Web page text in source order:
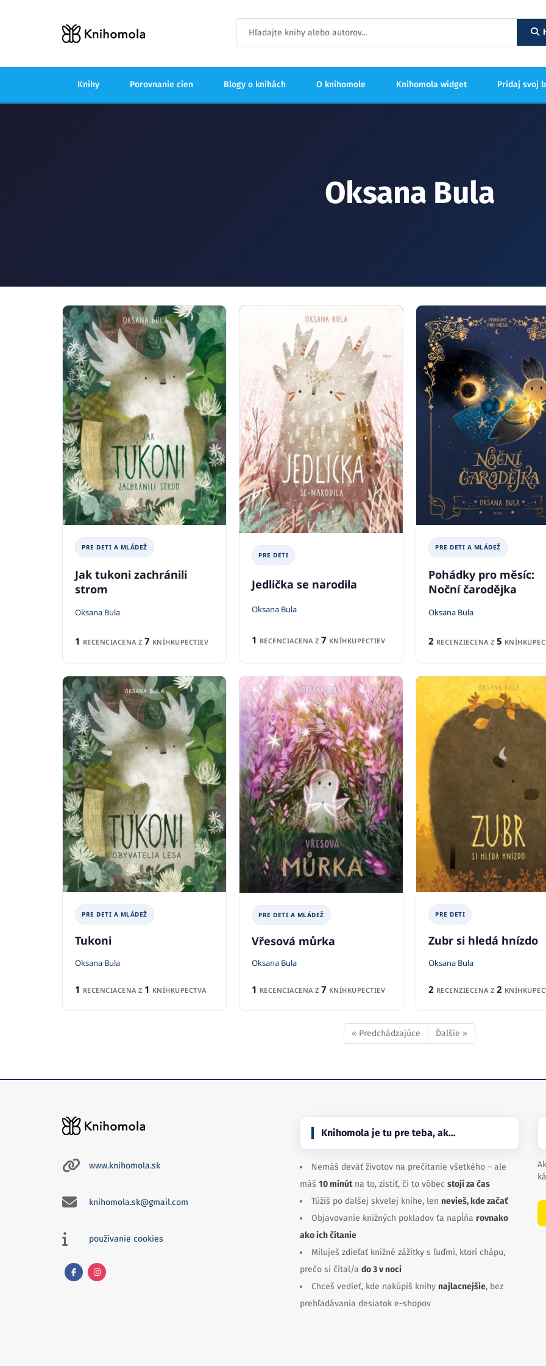
Knihy Porovnanie cien Blogy o knihách O knihomole Knihomola widget Pridaj svoj
Oksana Bula
PRE DETI A MLÁDEŽ
Jak tukoni zachránili
strom
Oksana Bula
1 RECENCIACENA Z 7 KNÍHKUPECTIEV
PRE DETI
Jedlička se narodila
Oksana Bula
1 RECENCIACENA Z 7 KNÍHKUPECTIEV
PRE DETI A MLÁDEŽ
Pohádky pro měsíc:
Noční čarodějka
Oksana Bula
2 RECENZIECENA Z 5
PRE DETI A MLÁDEŽ
Tukoni
Oksana Bula
1 RECENCIACENA Z 1 KNÍHKUPECTVA
PRE DETI A MLÁDEŽ
Vřesová můrka
Oksana Bula
1 RECENCIACENA Z 7 KNÍHKUPECTIEV
PRE DETI
Zubr si hledá hnízdo
Oksana Bula
2 RECENZIECENA Z 2
« Predchádzajúce Ďalšie »
www.knihomola.sk
knihomola.sk@gmail.com
používanie cookies
Knihomola je tu pre teba, ak…
Nemáš deväť životov na prečítanie všetkého – ale
máš 10 minútna to, zistiť, či to vôbec stojí za čas
Túžiš po ďalšej skvelej knihe, len nevieš, kde začať
Objavovanie knižných pokladov ťa napĺňa rovnako
ako ich čítanie
Miluješ zdieľať knižné zážitky s ľuďmi, ktorí chápu,
prečo si čítal/a do 3 v noci
Chceš vedieť, kde nakúpiš knihy najlacnejšie, bez
prehľadávania desiatok e-shopov